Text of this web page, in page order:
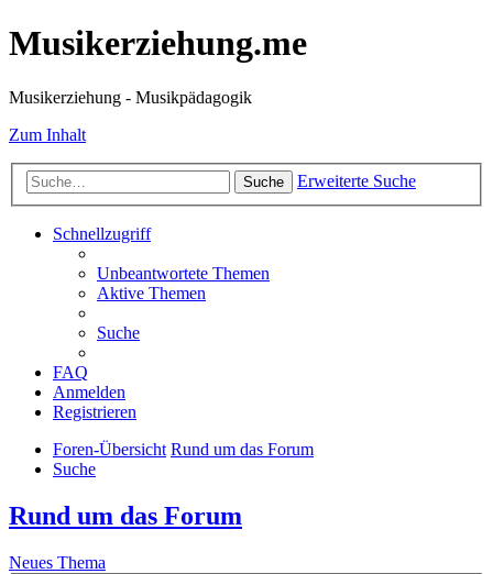
Musikerziehung.me
Musikerziehung - Musikpädagogik
Zum Inhalt
Suche Erweiterte Suche
Schnellzugriff
Unbeantwortete Themen
Aktive Themen
Suche
FAQ
Anmelden
Registrieren
Foren-Übersicht Rund um das Forum
Suche
Rund um das Forum
Neues Thema